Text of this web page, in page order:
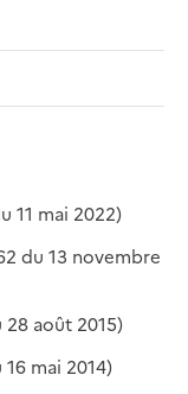
11 mai 2022)
du 13 novembre
28 août 2015)
16 mai 2014)